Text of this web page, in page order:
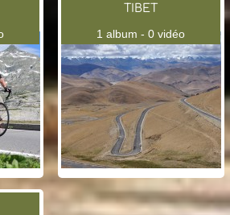
TIBET
1 album - 0 vidéo